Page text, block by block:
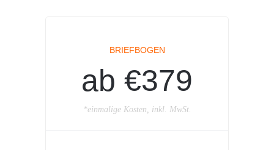
BRIEFBOGEN
ab €379
*einmalige Kosten, inkl. MwSt.